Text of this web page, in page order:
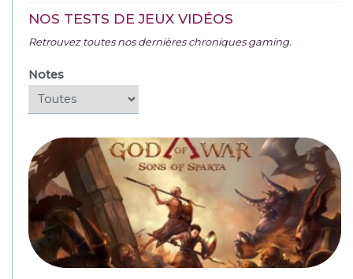
NOS TESTS DE JEUX VIDÉOS
Retrouvez toutes nos dernières chroniques gaming.
Notes